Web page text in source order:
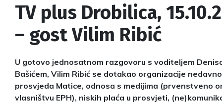
TV plus Drobilica,
– gost Vilim Ribić
U gotovo jednosatnom razgovoru s voditeljem
Bašićem, Vilim Ribić se dotakao organizacije
prosvjeda Matice, odnosa s medijima (prvenstveno
vlasništvu EPH), niskih plaća u prosvjeti,